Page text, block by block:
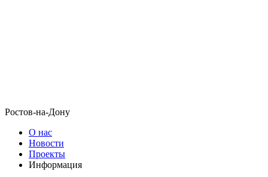
Ростов-на-Дону
О нас
Новости
Проекты
Информация